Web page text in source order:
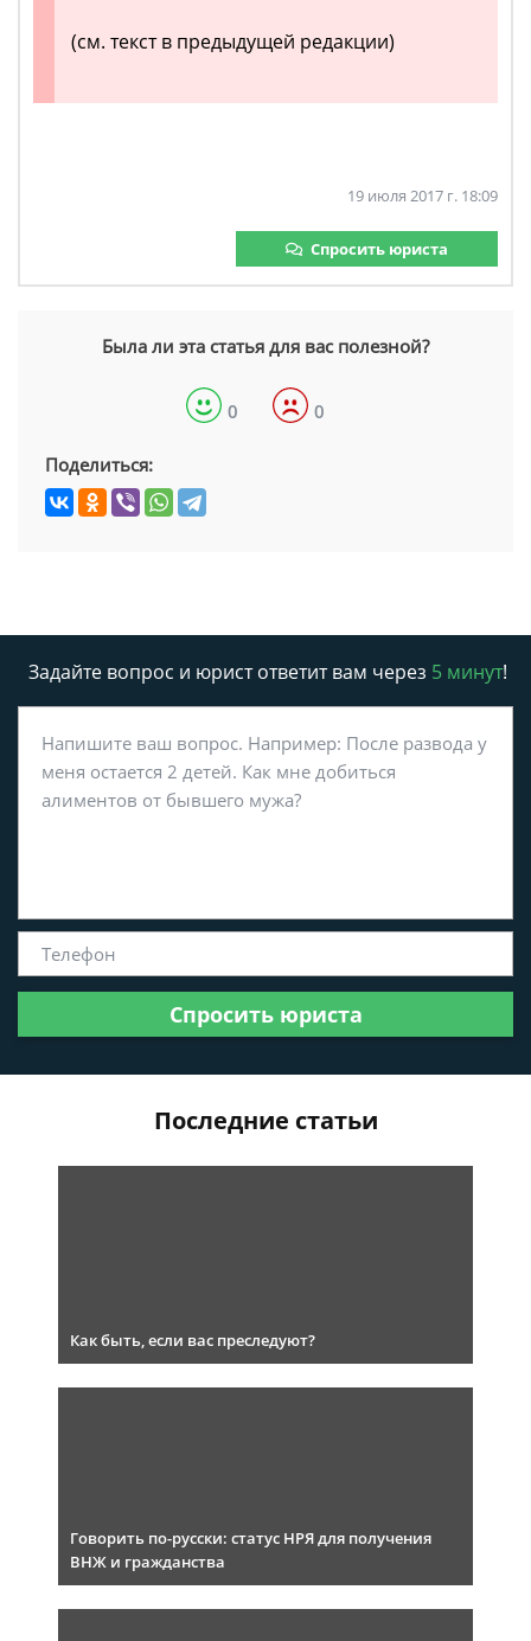
(см. текст в предыдущей редакции)
19 июля 2017 г. 18:09
Спросить юриста
Была ли эта статья для вас полезной?
0 0
Поделиться:
Задайте вопрос и юрист ответит вам через 5 минут!
Спросить юриста
Последние статьи
Как быть, если вас преследуют?
Говорить по-русски: статус НРЯ для получения
ВНЖ и гражданства